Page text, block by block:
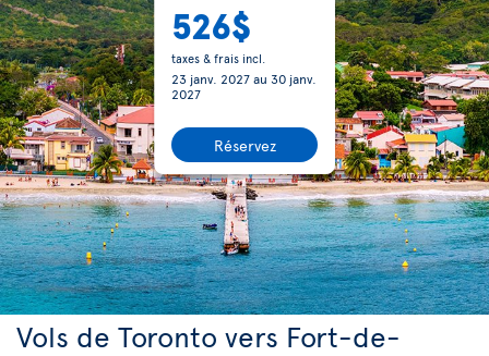
526$
taxes & frais incl.
23 janv. 2027au 30 janv.
2027
Réservez
Vols de Toronto vers Fort-de-